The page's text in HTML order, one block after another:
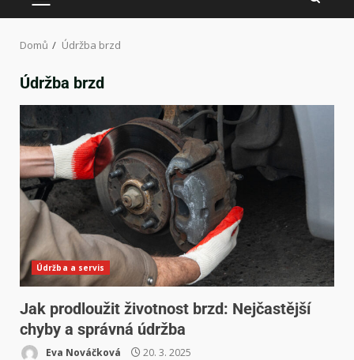
Domů Údržba brzd
Údržba brzd
Údržba a servis
Jak prodloužit životnost brzd: Nejčastější
chyby a správná údržba
Eva Nováčková 20. 3. 2025